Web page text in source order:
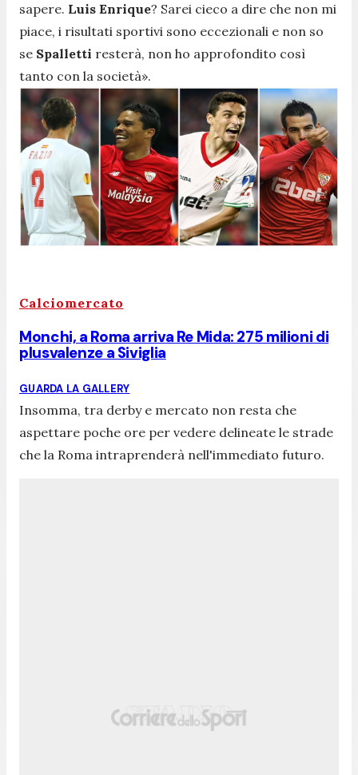
sapere. Luis Enrique? Sarei cieco a dire che non mi
piace, i risultati sportivi sono eccezionali e non so
se Spalletti resterà, non ho approfondito così
tanto con la società».
Calciomercato
Monchi, a Roma arriva Re Mida: 275 milioni di
plusvalenze a Siviglia
GUARDA LA GALLERY
Insomma, tra derby e mercato non resta che
aspettare poche ore per vedere delineate le strade
che la Roma intraprenderà nell'immediato futuro.